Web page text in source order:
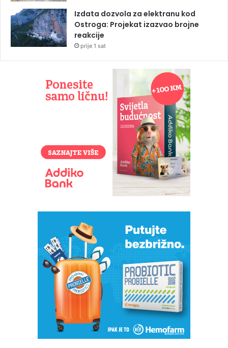
Izdata dozvola za elektranu kod
Ostroga: Projekat izazvao brojne
reakcije
prije 1 sat